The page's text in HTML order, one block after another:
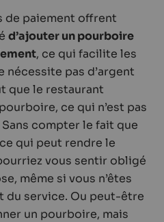
de paiement offrent
d’ajouter un pourboire
, ce qui facilite les
nécessite pas d’argent
que le restaurant
ce qui n’est pas
compter le fait que
qui peut rendre le
vous sentir obligé
même si vous n’êtes
du service. Ou peut-être
un pourboire, mais